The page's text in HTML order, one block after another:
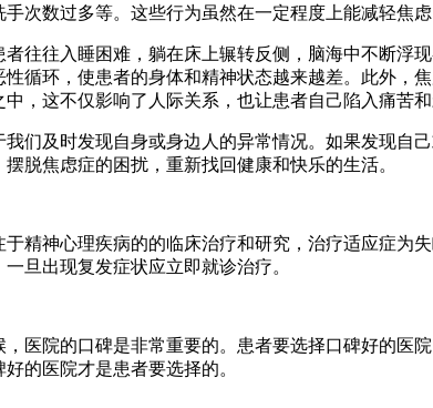
次数过多等。这些行为虽然在一定程度上能减轻焦
往入睡困难，躺在床上辗转反侧，脑海中不断浮
循环，使患者的身体和精神状态越来越差。此外
，这不仅影响了人际关系，也让患者自己陷入痛苦和
及时发现自身或身边人的异常情况。如果发现自
脱焦虑症的困扰，重新找回健康和快乐的生活。​
于精神心理疾病的的临床治疗和研究，治疗适应症为
旦出现复发症状应立即就诊治疗。
院的口碑是非常重要的。患者要选择口碑好的医
的医院才是患者要选择的。